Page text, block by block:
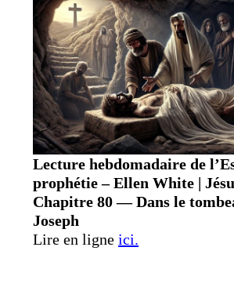
Lecture hebdomadaire de
prophétie – Ellen White |
Chapitre 80 — Dans le
Joseph
Lire en ligneici.